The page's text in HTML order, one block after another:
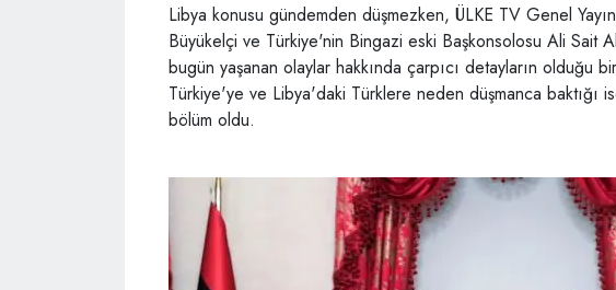
Libya konusu gündemden düşmezken, ÜLKE TV Genel
Büyükelçi ve Türkiye'nin Bingazi eski Başkonsolosu Ali Sait
bugün yaşanan olaylar hakkında çarpıcı detayların olduğu
Türkiye'ye ve Libya'daki Türklere neden düşmanca baktığı
bölüm oldu.